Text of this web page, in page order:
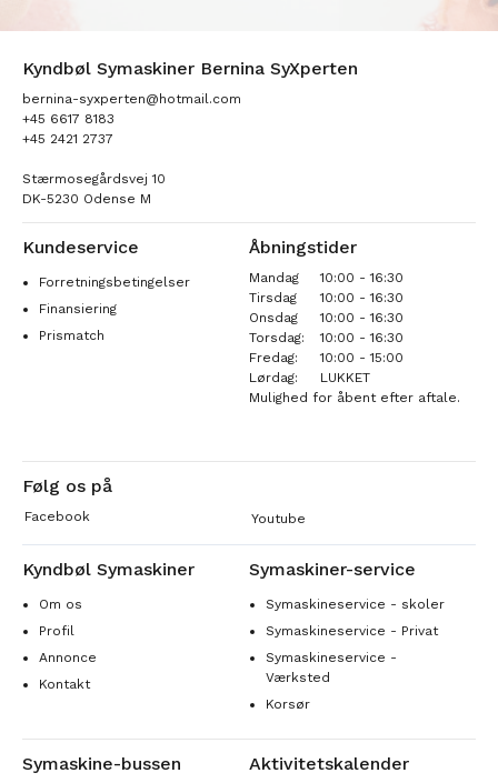
Kyndbøl Symaskiner Bernina SyXperten
bernina-syxperten@hotmail.com
+45 6617 8183
+45 2421 2737
Stærmosegårdsvej 10
DK-5230 Odense M
Kundeservice
Forretningsbetingelser
Finansiering
Prismatch
Åbningstider
Mandag
10:00 - 16:30
Tirsdag
10:00 - 16:30
Onsdag
10:00 - 16:30
Torsdag:
10:00 - 16:30
Fredag:
10:00 - 15:00
Lørdag:
LUKKET
Mulighed for åbent efter aftale.
Følg os på
Facebook Youtube
Kyndbøl Symaskiner
Om os
Profil
Annonce
Kontakt
Symaskiner-service
Symaskineservice - skoler
Symaskineservice - Privat
Symaskineservice -
Værksted
Korsør
Symaskine-bussen Aktivitetskalender